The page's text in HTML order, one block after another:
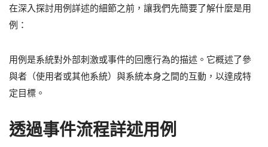
在深入探討用例詳述的細節之前，讓我們先簡要了解什麼是用
例：
用例是系統對外部刺激或事件的回應行為的描述。它概述了參
與者（使用者或其他系統）與系統本身之間的互動，以達成特
定目標。
透過事件流程詳述用例